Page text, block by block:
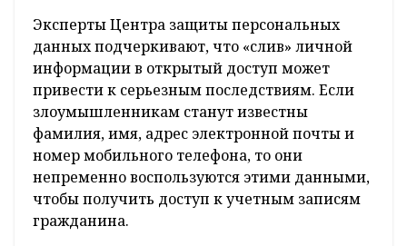
Эксперты Центра защиты персональных
данных подчеркивают, что «слив» личной
информации в открытый доступ может
привести к серьезным последствиям. Если
злоумышленникам станут известны
фамилия, имя, адрес электронной почты и
номер мобильного телефона, то они
непременно воспользуются этими данными,
чтобы получить доступ к учетным записям
гражданина.